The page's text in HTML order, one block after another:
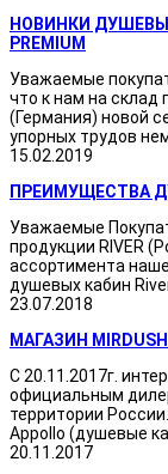
НОВИНКИ ДУШЕВЫХ
PREMIUM
Уважаемые
что к нам на склад
(Германия) новой
упорных трудов
15.02.2019
ПРЕИМУЩЕСТВА
Уважаемые
продукции RIVER
ассортимента
душевых кабин
23.07.2018
МАГАЗИН
С 20.11.2017г.
официальным
территории
Appollo (душевые
20.11.2017